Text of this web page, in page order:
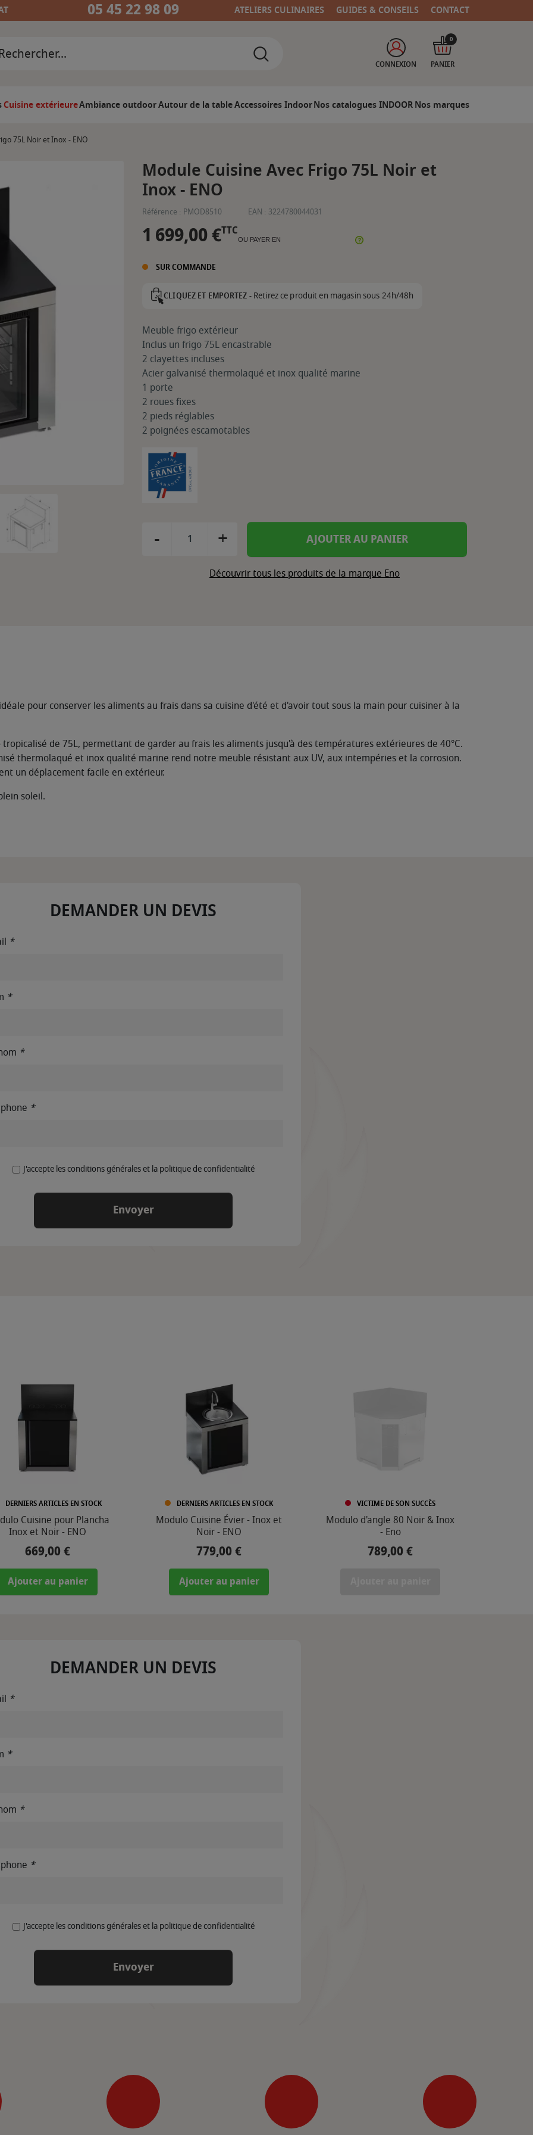
05 45 22 98 09 ATELIERS CULINAIRES GUIDES & CONSEILS CONTACT
CONNEXION PANIER
0
Cuisine extérieureAmbiance outdoorAutour de la tableAccessoires IndoorNos catalogues INDOORNos marques
75L Noir et Inox - ENO
Module Cuisine Avec Frigo 75L Noir et
Inox - ENO
Référence : PMOD8510 EAN : 3224780044031
1 699,00 €TTC
OU PAYER EN
SUR COMMANDE
CLIQUEZ ET EMPORTEZ -Retirez ce produit en magasin sous 24h/48h
Meuble frigo extérieur
Inclus un frigo 75L encastrable
2 clayettes incluses
Acier galvanisé thermolaqué et inox qualité marine
1 porte
2 roues fixes
2 pieds réglables
2 poignées escamotables
- + AJOUTER AU PANIER
Découvrir tous les produits de la marque Eno
pour conserver les aliments au frais dans sa cuisine d'été et d'avoir tout sous la main pour cuisiner à la
de 75L, permettant de garder au frais les aliments jusqu'à des températures extérieures de 40°C.
thermolaqué et inox qualité marine rend notre meuble résistant aux UV, aux intempéries et la corrosion.
un déplacement facile en extérieur.
soleil.
DEMANDER UN DEVIS
*
*
*
*
J'accepte les conditions générales et la politique de confidentialité
DERNIERS ARTICLES EN STOCK
Cuisine pour Plancha
Inox et Noir - ENO
Prix
669,00 €
Ajouter au panier
DERNIERS ARTICLES EN STOCK
Modulo Cuisine Évier - Inox et
Noir - ENO
Prix
779,00 €
Ajouter au panier
VICTIME DE SON SUCCÈS
Modulo d'angle 80 Noir & Inox
- Eno
Prix
789,00 €
DEMANDER UN DEVIS
*
*
*
*
J'accepte les conditions générales et la politique de confidentialité